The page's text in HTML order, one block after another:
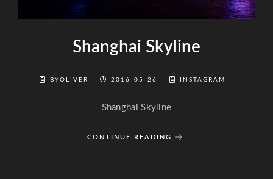
Shanghai Skyline
BYOLIVER 2016-05-26 INSTAGRAM
Shanghai Skyline
CONTINUE READING